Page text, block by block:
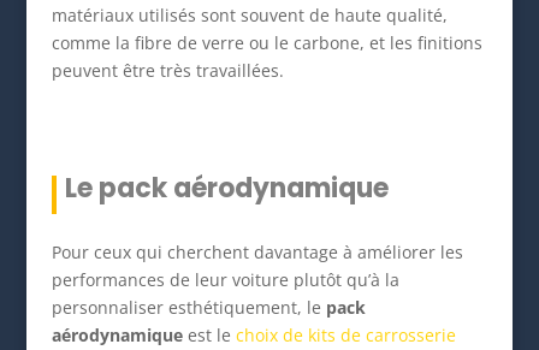
matériaux utilisés sont souvent de haute qualité,
comme la fibre de verre ou le carbone, et les finitions
peuvent être très travaillées.
Le pack aérodynamique
Pour ceux qui cherchent davantage à améliorer les
performances de leur voiture plutôt qu’à la
personnaliser esthétiquement, le pack
aérodynamiqueest le choix de kits de carrosserie